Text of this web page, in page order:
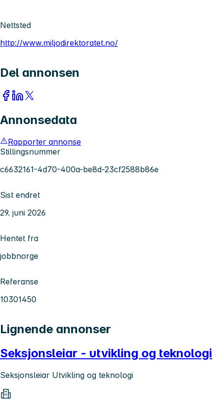
Nettsted
http://www.miljodirektoratet.no/
Del annonsen
Annonsedata
Rapporter annonse
Stillingsnummer
c6632161-4d70-400a-be8d-23cf2588b86e
Sist endret
29. juni 2026
Hentet fra
jobbnorge
Referanse
10301450
Lignende annonser
Seksjonsleiar - utvikling og teknologi
Seksjonsleiar Utvikling og teknologi